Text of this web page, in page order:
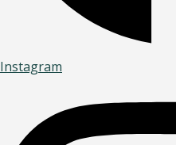
Instagram